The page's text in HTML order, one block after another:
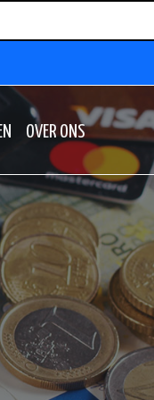
OVER ONS
OVER ONS